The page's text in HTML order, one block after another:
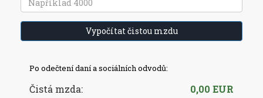
Vypočítat čistou mzdu
Po odečtení daní a sociálních odvodů:
Čistá mzda:
0,00 EUR